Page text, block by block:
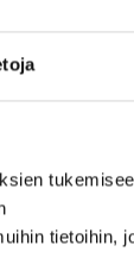
tietoihin,